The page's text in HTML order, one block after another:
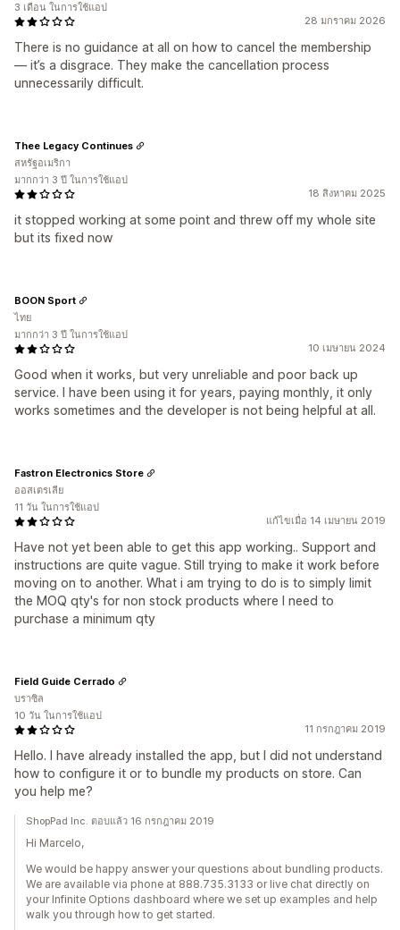
28 มกราคม 2026
There is no guidance at all on how to cancel the membership
— it’s a disgrace. They make the cancellation process
unnecessarily difficult.
3 เดือน ในการใช้แอป
18 สิงหาคม 2025
it stopped working at some point and threw off my whole site
but its fixed now
Thee Legacy Continues
สหรัฐอเมริกา
มากกว่า 3 ปี ในการใช้แอป
10 เมษายน 2024
Good when it works, but very unreliable and poor back up
service. I have been using it for years, paying monthly, it only
works sometimes and the developer is not being helpful at all.
BOON Sport
ไทย
มากกว่า 3 ปี ในการใช้แอป
แก้ไขเมื่อ 14 เมษายน 2019
Have not yet been able to get this app working.. Support and
instructions are quite vague. Still trying to make it work before
moving on to another. What i am trying to do is to simply limit
the MOQ qty's for non stock products where I need to
purchase a minimum qty
Fastron Electronics Store
ออสเตรเลีย
11 วัน ในการใช้แอป
11 กรกฎาคม 2019
Hello. I have already installed the app, but I did not understand
how to configure it or to bundle my products on store. Can
you help me?
Field Guide Cerrado
บราซิล
10 วัน ในการใช้แอป
ShopPad Inc. ตอบแล้ว 16 กรกฎาคม 2019
Hi Marcelo,
We would be happy answer your questions about bundling products.
We are available via phone at 888.735.3133 or live chat directly on
your Infinite Options dashboard where we set up examples and help
walk you through how to get started.